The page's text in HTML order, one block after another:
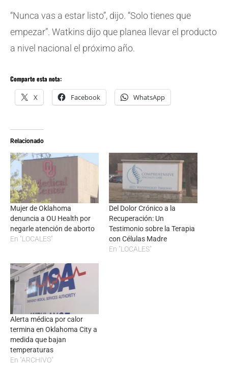
“Nunca vas a estar listo”, dijo. “Solo tienes que
empezar”. Watkins dijo que planea llevar el producto
a nivel nacional el próximo año.
Comparte esta nota:
X Facebook WhatsApp
Relacionado
Mujer de Oklahoma
denuncia a OU Health por
negarle atención de aborto
En "LOCALES"
Del Dolor Crónico a la
Recuperación: Un
Testimonio sobre la Terapia
con Células Madre
En "LOCALES"
Alerta médica por calor
termina en Oklahoma City a
medida que bajan
temperaturas
En "ARCHIVO"